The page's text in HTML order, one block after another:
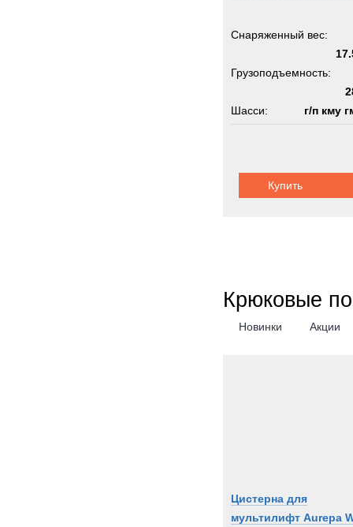
Снаряженный вес:
Грузоподъемность:
Шасси:
г/п кму
Купить
Крюковые
Новинки Акции
Цистерна для
мультилифт Aurepa